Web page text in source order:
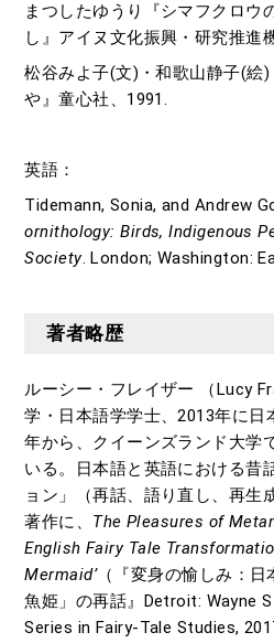
まつしたゆうり『シマフクロウ
し』アイヌ文化振興・研究推進
松谷みよ子(文)・和歌山静子(絵
や』童心社、1991.
英語：
Tidemann, Sonia, and Andrew
ornithology: Birds, Indigenous
Society. London; Washington:
著者略歴
ルーシー・フレイザー （Lucy
学・日本語学学士、2013年に日
年から、クイーンズランド大学
いる。日本語と英語における昔
ョン」（再話、語り直し、再生
著作に、 The Pleasures of
English Fairy Tale
Mermaid’（『変身の愉しみ：日
魚姫」の再話』Detroit: Wayne
Series in Fairy-Tale Studies,